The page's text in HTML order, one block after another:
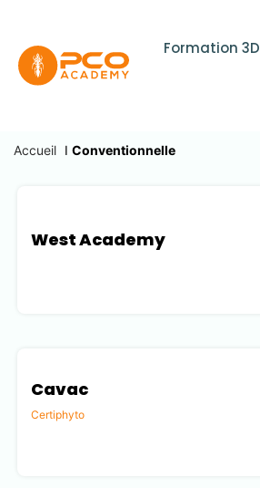
Formation 3D
Accueil I Conventionnelle
West Academy
Cavac
Certiphyto